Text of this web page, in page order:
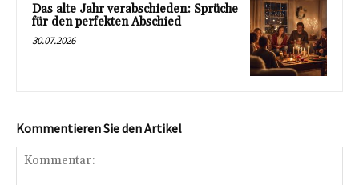
Das alte Jahr verabschieden: Sprüche
für den perfekten Abschied
30.07.2026
Kommentieren Sie den Artikel